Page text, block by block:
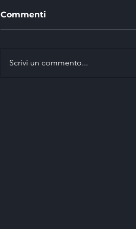
Commenti
Scrivi un commento...